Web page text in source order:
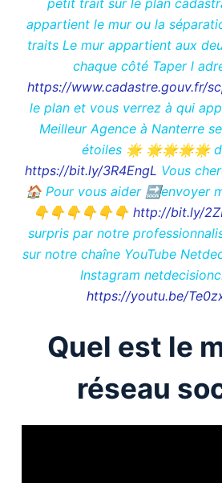
appartient le mur ou la
traits Le mur appartient aux
chaque côté Taper l
https://www.cadastre.gouv.fr/
le plan et vous verrez à qui
Meilleur Agence à Nanterre
étoiles 🌟 🌟🌟🌟🌟
https://bit.ly/3R4EngL Vous
🏠 Pour vous aider 🔜envoyer
👇👇👇👇👇👇http://bit.ly/
surpris par notre
sur notre chaîne YouTube
Instagram
https://youtu.be/
Quel est le
réseau